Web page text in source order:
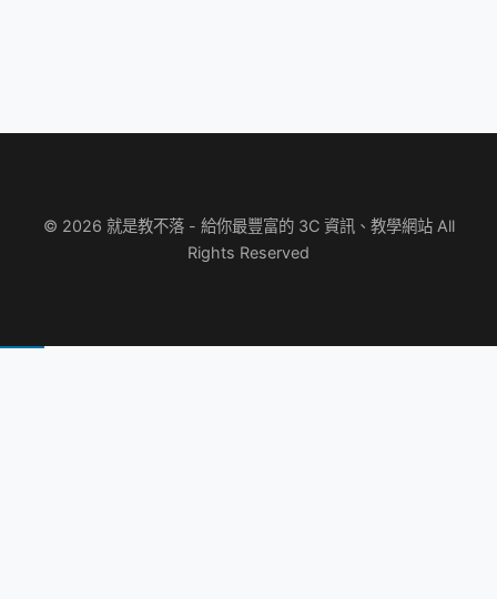
© 2026 就是教不落 - 給你最豐富的 3C 資訊、教學網站 All
Rights Reserved